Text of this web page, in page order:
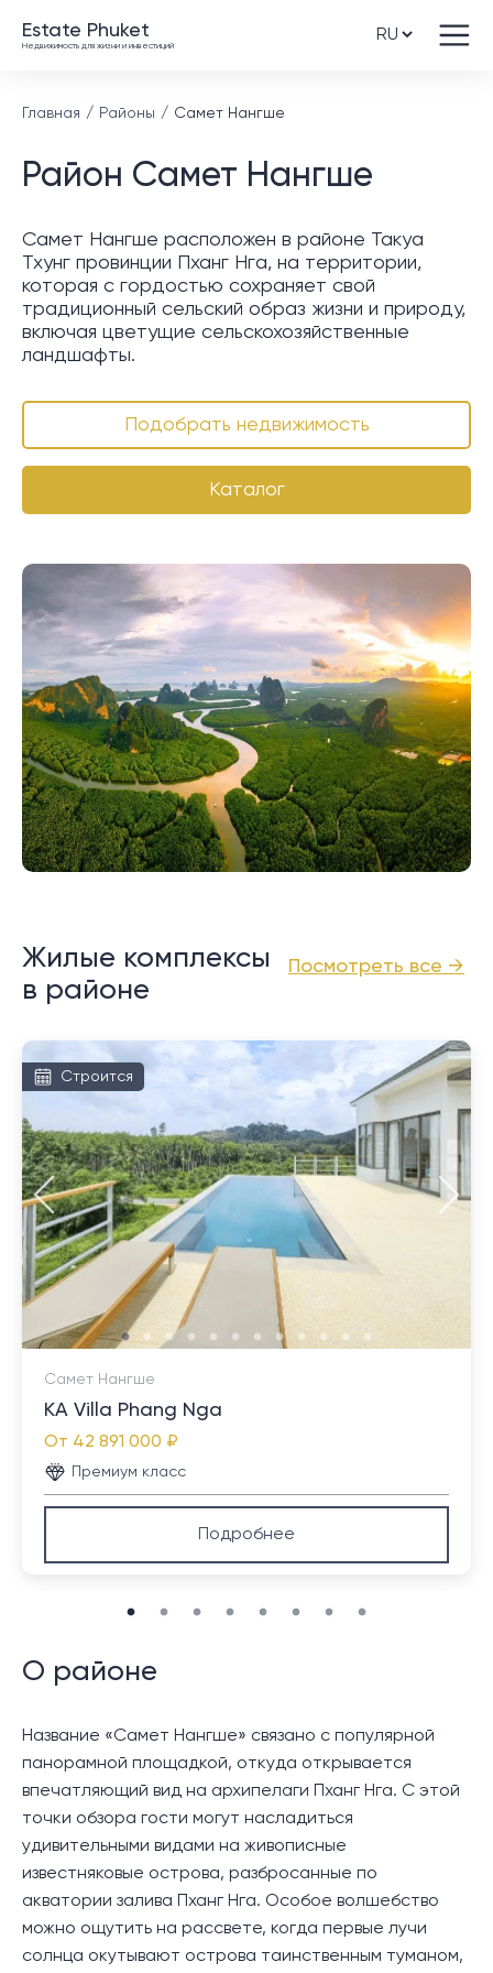
Estate Phuket
Недвижимость для жизни и инвестиций
Главная Районы Самет Нангше
Район Самет Нангше
Самет Нангше расположен в районе Такуа
Тхунг провинции Пханг Нга, на территории,
которая с гордостью сохраняет свой
традиционный сельский образ жизни и природу,
включая цветущие сельскохозяйственные
ландшафты.
Подобрать недвижимость
Каталог
Посмотреть все →
Жилые комплексы
в районе
Строится
Самет Нангше
KA Villa Phang Nga
От 42 891 000 ₽
Премиум класс
Подробнее
О районе
Название «Самет Нангше» связано с популярной
панорамной площадкой, откуда открывается
впечатляющий вид на архипелаги Пханг Нга. С этой
точки обзора гости могут насладиться
удивительными видами на живописные
известняковые острова, разбросанные по
акватории залива Пханг Нга. Особое волшебство
можно ощутить на рассвете, когда первые лучи
солнца окутывают острова таинственным туманом,